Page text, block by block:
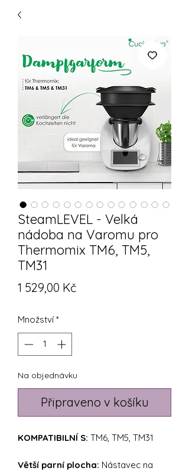
SteamLEVEL - Velká
nádoba na Varomu pro
Thermomix TM6, TM5,
TM31
1 529,00 KčCena
Množství *
Na objednávku
Připraveno v košíku
KOMPATIBILNÍ S: TM6, TM5, TM31
Větší parní plocha: Nástavec na